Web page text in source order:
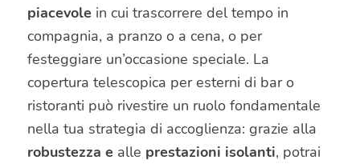
piacevole in cui trascorrere del tempo in
compagnia, a pranzo o a cena, o per
festeggiare un’occasione speciale. La
copertura telescopica per esterni di bar o
ristoranti può rivestire un ruolo fondamentale
nella tua strategia di accoglienza: grazie alla
robustezza e alle prestazioni isolanti, potrai